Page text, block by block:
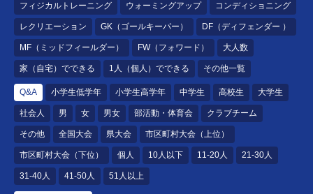
フィジカルトレーニング ウォーミングアップ コンディショニング
レクリエーション GK（ゴールキーパー） DF（ディフェンダー ）
MF（ミッドフィールダー） FW（フォワード） 大人数
家（自宅）でできる 1人（個人）でできる その他一覧
Q&A 小学生低学年 小学生高学年 中学生 高校生 大学生
社会人 男 女 男女 部活動・体育会 クラブチーム
その他 全国大会 県大会 市区町村大会（上位）
市区町村大会（下位） 個人 10人以下 11-20人 21-30人
31-40人 41-50人 51人以上